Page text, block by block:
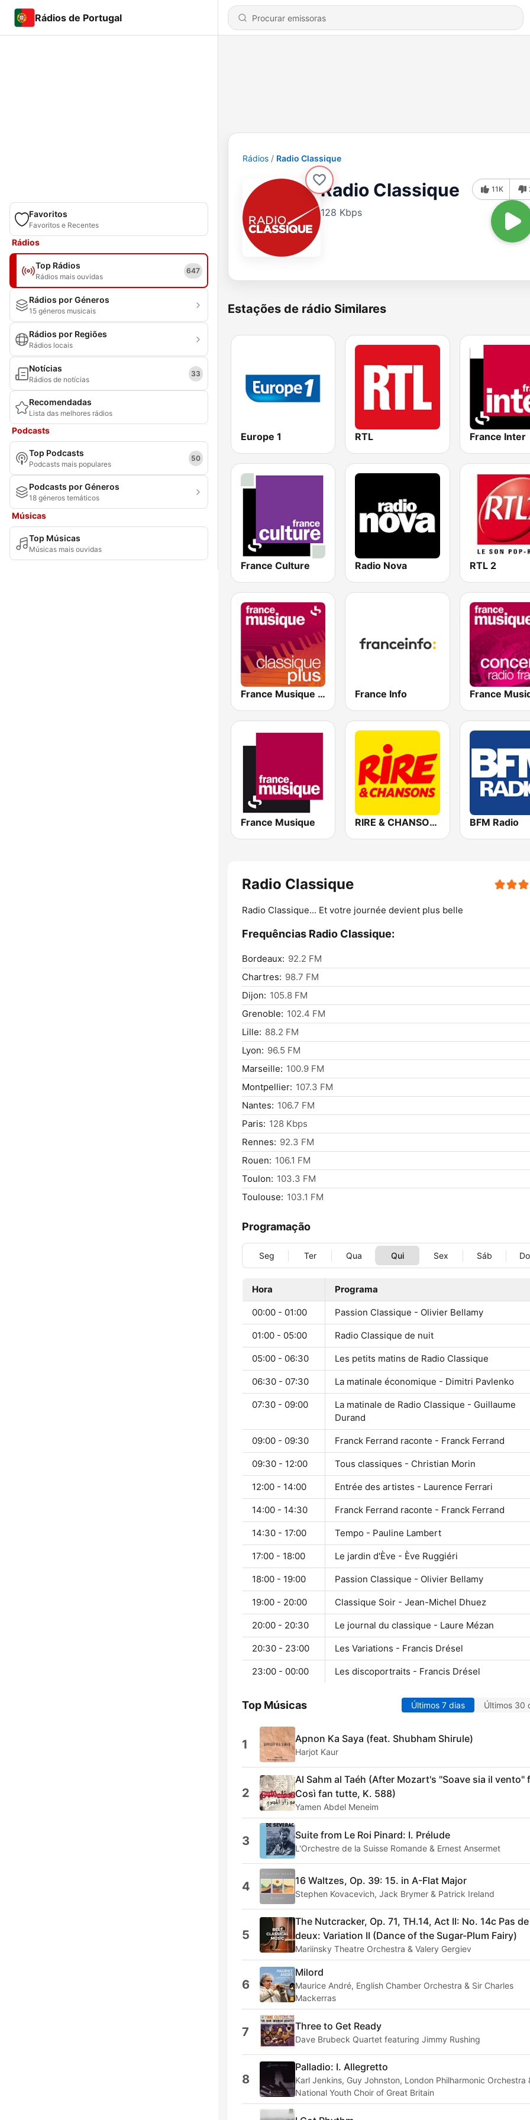
Rádios de Portugal
Favoritos
Favoritos e Recentes
Rádios
Top Rádios
Rádios mais ouvidas
647
Rádios por Géneros
15 géneros musicais
Rádios por Regiões
Rádios locais
Notícias
Rádios de notícias
33
Recomendadas
Lista das melhores rádios
Podcasts
Top Podcasts
Podcasts mais populares
50
Podcasts por Géneros
18 géneros temáticos
Músicas
Top Músicas
Músicas mais ouvidas
Rádios Radio Classique
Radio Classique
128 Kbps
11K
Estações de rádio Similares
Europe 1 RTL France Inter
France Culture Radio Nova RTL 2
France Musique Classique Plus France Info
France Musique RIRE & CHANSONS BFM Radio
Radio Classique
Radio Classique... Et votre journée devient plus belle
Frequências Radio Classique:
Bordeaux: 92.2 FM
Chartres: 98.7 FM
Dijon: 105.8 FM
Grenoble: 102.4 FM
Lille: 88.2 FM
Lyon: 96.5 FM
Marseille: 100.9 FM
Montpellier: 107.3 FM
Nantes: 106.7 FM
Paris: 128 Kbps
Rennes: 92.3 FM
Rouen: 106.1 FM
Toulon: 103.3 FM
Toulouse: 103.1 FM
Programação
Seg Ter Qua Qui Sex Sáb
Hora Programa
00:00 - 01:00 Passion Classique - Olivier Bellamy
01:00 - 05:00 Radio Classique de nuit
05:00 - 06:30 Les petits matins de Radio Classique
06:30 - 07:30 La matinale économique - Dimitri Pavlenko
07:30 - 09:00
La matinale de Radio Classique - Guillaume
Durand
09:00 - 09:30 Franck Ferrand raconte - Franck Ferrand
09:30 - 12:00 Tous classiques - Christian Morin
12:00 - 14:00 Entrée des artistes - Laurence Ferrari
14:00 - 14:30 Franck Ferrand raconte - Franck Ferrand
14:30 - 17:00 Tempo - Pauline Lambert
17:00 - 18:00 Le jardin d'Ève - Ève Ruggiéri
18:00 - 19:00 Passion Classique - Olivier Bellamy
19:00 - 20:00 Classique Soir - Jean-Michel Dhuez
20:00 - 20:30 Le journal du classique - Laure Mézan
20:30 - 23:00 Les Variations - Francis Drésel
23:00 - 00:00 Les discoportraits - Francis Drésel
Top Músicas Últimos 7 dias Últimos 30
1 Apnon Ka Saya (feat. Shubham Shirule)
Harjot Kaur
2
Al Sahm al Taéh (After Mozart's "Soave sia il vento"
Così fan tutte, K. 588)
Yamen Abdel Meneim
3 Suite from Le Roi Pinard: I. Prélude
L'Orchestre de la Suisse Romande & Ernest Ansermet
4 16 Waltzes, Op. 39: 15. in A-Flat Major
Stephen Kovacevich, Jack Brymer & Patrick Ireland
5
The Nutcracker, Op. 71, TH.14, Act II: No. 14c Pas de
deux: Variation II (Dance of the Sugar-Plum Fairy)
Mariinsky Theatre Orchestra & Valery Gergiev
6
Milord
Maurice André, English Chamber Orchestra & Sir Charles
Mackerras
7 Three to Get Ready
Dave Brubeck Quartet featuring Jimmy Rushing
8
Palladio: I. Allegretto
Karl Jenkins, Guy Johnston, London Philharmonic Orchestra
National Youth Choir of Great Britain